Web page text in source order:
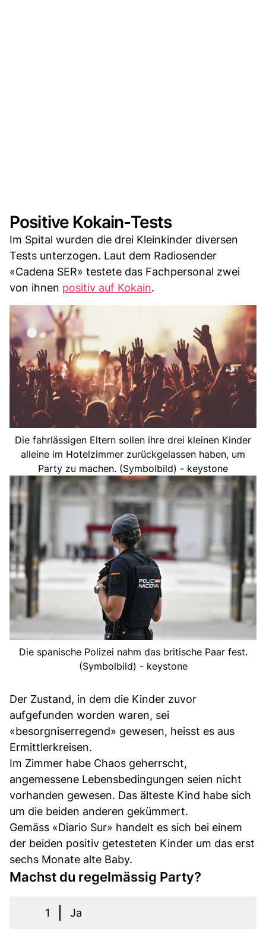
Positive Kokain-Tests
Im Spital wurden die drei Kleinkinder diversen
Tests unterzogen. Laut dem Radiosender
«Cadena SER» testete das Fachpersonal zwei
von ihnen positiv auf Kokain.
Die fahrlässigen Eltern sollen ihre drei kleinen Kinder
alleine im Hotelzimmer zurückgelassen haben, um
Party zu machen. (Symbolbild) - keystone
Die spanische Polizei nahm das britische Paar fest.
(Symbolbild) - keystone
Der Zustand, in dem die Kinder zuvor
aufgefunden worden waren, sei
«besorgniserregend» gewesen, heisst es aus
Ermittlerkreisen.
Im Zimmer habe Chaos geherrscht,
angemessene Lebensbedingungen seien nicht
vorhanden gewesen. Das älteste Kind habe sich
um die beiden anderen gekümmert.
Gemäss «Diario Sur» handelt es sich bei einem
der beiden positiv getesteten Kinder um das erst
sechs Monate alte Baby.
Machst du regelmässig Party?
1 Ja